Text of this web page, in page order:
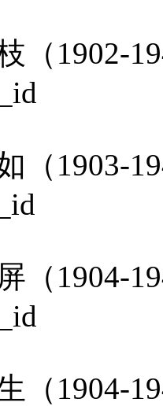
（1902-
（1903-
（1904-
（1904-